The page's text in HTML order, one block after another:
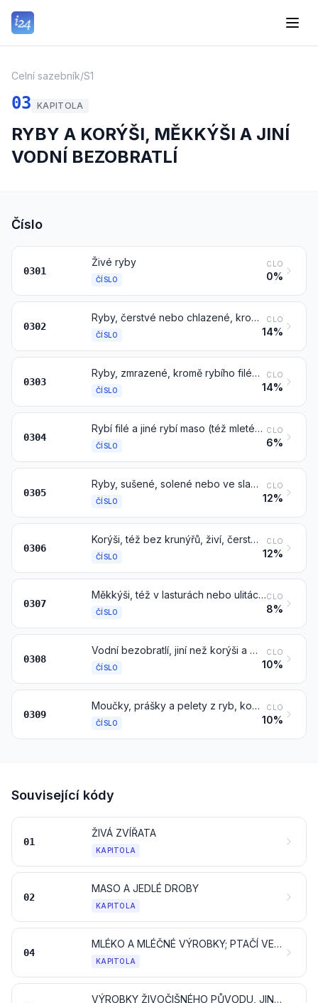
Celní sazebník/S1
03 KAPITOLA
RYBY A KORÝŠI, MĚKKÝŠI A JINÍ
VODNÍ BEZOBRATLÍ
Číslo
0301
Živé ryby
ČÍSLO
CLO
0%
0302
Ryby, čerstvé nebo chlazené, kromě rybího filé a jiného rybího masa čísla 0304
ČÍSLO
CLO
14%
0303
Ryby, zmrazené, kromě rybího filé a jiného rybího masa čísla 0304
ČÍSLO
CLO
14%
0304
Rybí filé a jiné rybí maso (též mleté), čerstvé, chlazené nebo zmrazené
ČÍSLO
CLO
6%
0305
Ryby, sušené, solené nebo ve slaném nálevu; uzené ryby, též vařené před nebo během uzení
ČÍSLO
CLO
12%
0306
Korýši, též bez krunýřů, živí, čerství, chlazení, zmrazení, sušení, solení nebo ve slaném nálevu; uzení korýši, též bez krunýřů, též vaření před nebo během uzení; korýši v krunýřích, vaření ve vodě nebo v páře, též chlazení, zmrazení, sušení, solení nebo ve slaném nálevu
ČÍSLO
CLO
12%
0307
Měkkýši, též v lasturách nebo ulitách, živí, čerství, chlazení, zmrazení, sušení, solení nebo ve slaném nálevu; uzení měkkýši, též v lasturách nebo ulitách, též vaření před nebo během uzení
ČÍSLO
CLO
8%
0308
Vodní bezobratlí, jiní než korýši a měkkýši, živí, čerství, chlazení, zmrazení, sušení, solení nebo ve slaném nálevu; uzení vodní bezobratlí, jiní než korýši a měkkýši, též vaření před nebo během uzení
ČÍSLO
CLO
10%
0309
Moučky, prášky a pelety z ryb, korýšů, měkkýšů a jiných vodních bezobratlých, způsobilé k lidskému požívání
ČÍSLO
CLO
10%
Související kódy
01
ŽIVÁ ZVÍŘATA
KAPITOLA
02
MASO A JEDLÉ DROBY
KAPITOLA
04
MLÉKO A MLÉČNÉ VÝROBKY; PTAČÍ VEJCE; PŘÍRODNÍ MED; JEDLÉ PRODUKTY ŽIVOČIŠNÉHO PŮVODU, JINDE NEUVEDENÉ ANI NEZAHRNUTÉ
KAPITOLA
VÝROBKY ŽIVOČIŠNÉHO PŮVODU, JINDE NEUVEDENÉ ANI NEZAHRNUTÉ